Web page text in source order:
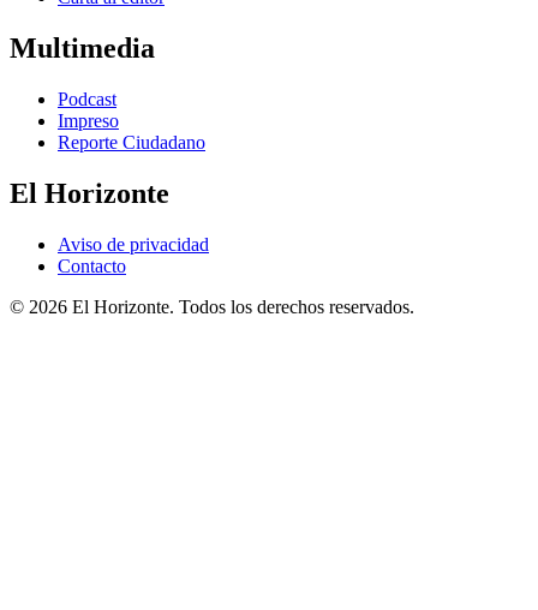
Multimedia
Podcast
Impreso
Reporte Ciudadano
El Horizonte
Aviso de privacidad
Contacto
© 2026 El Horizonte. Todos los derechos reservados.